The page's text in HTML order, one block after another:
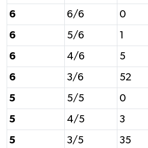
6 6/6 0
6 5/6 1
6 4/6 5
6 3/6 52
5 5/5 0
5 4/5 3
5 3/5 35